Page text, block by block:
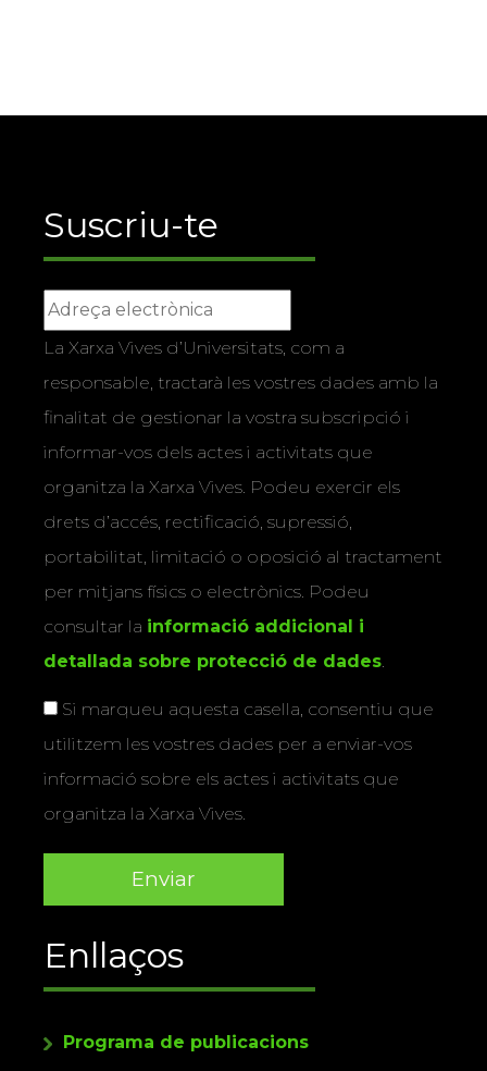
Suscriu-te
La Xarxa Vives d’Universitats, com a
responsable, tractarà les vostres dades amb la
finalitat de gestionar la vostra subscripció i
informar-vos dels actes i activitats que
organitza la Xarxa Vives. Podeu exercir els
drets d’accés, rectificació, supressió,
portabilitat, limitació o oposició al tractament
per mitjans físics o electrònics. Podeu
consultar la informació addicional i
detallada sobre protecció de dades.
Si marqueu aquesta casella, consentiu que
utilitzem les vostres dades per a enviar-vos
informació sobre els actes i activitats que
organitza la Xarxa Vives.
Enllaços
Programa de publicacions